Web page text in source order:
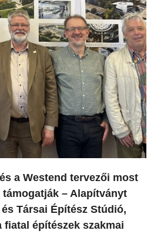
a Westend tervezői most
– Alapítványt
Társai Építész Stúdió,
fiatal építészek szakmai